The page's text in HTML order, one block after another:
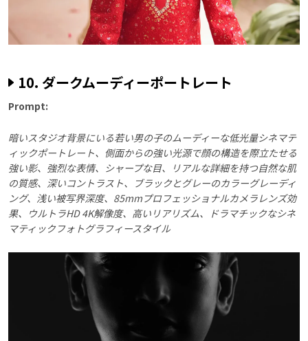
10. ダークムーディーポートレート
Prompt:
暗いスタジオ背景にいる若い男の子のムーディーな低光量シネマテ
ィックポートレート、側面からの強い光源で顔の構造を際立たせる
強い影、強烈な表情、シャープな目、リアルな詳細を持つ自然な肌
の質感、深いコントラスト、ブラックとグレーのカラーグレーディ
ング、浅い被写界深度、85mmプロフェッショナルカメラレンズ効
果、ウルトラHD 4K解像度、高いリアリズム、ドラマチックなシネ
マティックフォトグラフィースタイル